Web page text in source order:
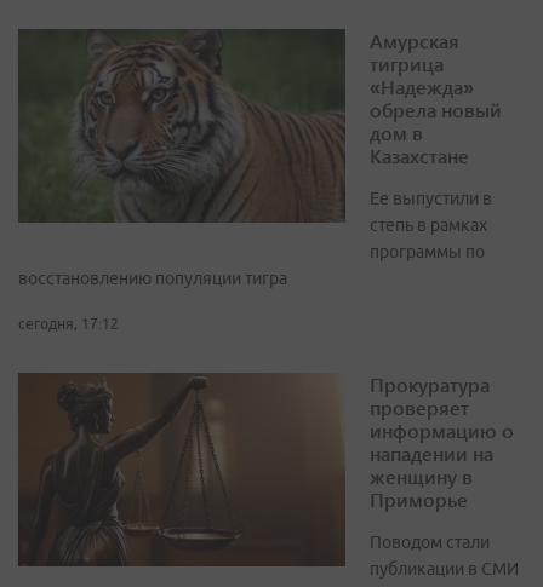
Амурская
тигрица
«Надежда»
обрела новый
дом в
Казахстане
Ее выпустили в
степь в рамках
программы по
восстановлению популяции тигра
сегодня, 17:12
Прокуратура
проверяет
информацию о
нападении на
женщину в
Приморье
Поводом стали
публикации в СМИ